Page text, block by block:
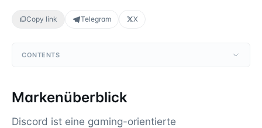
Copy link Telegram X
CONTENTS
Markenüberblick
Discord ist eine gaming-orientierte